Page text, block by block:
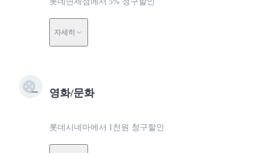
자세히
영화/문화
롯데시네마에서 1천원 청구할인